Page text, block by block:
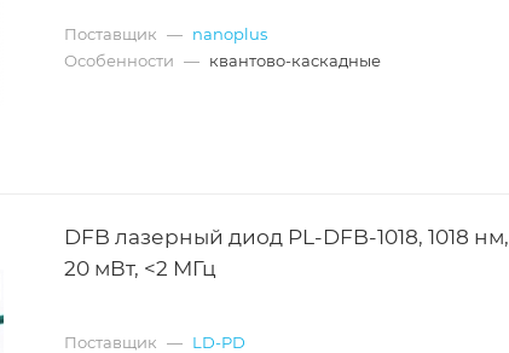
Поставщик — nanoplus
Особенности — квантово-каскадные
DFB лазерный диод PL-DFB-1018, 1018 нм,
20 мВт, <2 МГц
Поставщик — LD-PD